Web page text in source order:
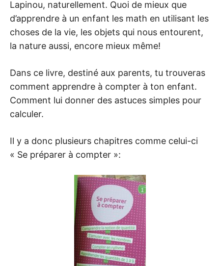
Lapinou, naturellement. Quoi de mieux que
d’apprendre à un enfant les math en utilisant les
choses de la vie, les objets qui nous entourent,
la nature aussi, encore mieux même!
Dans ce livre, destiné aux parents, tu trouveras
comment apprendre à compter à ton enfant.
Comment lui donner des astuces simples pour
calculer.
Il y a donc plusieurs chapitres comme celui-ci
« Se préparer à compter »: